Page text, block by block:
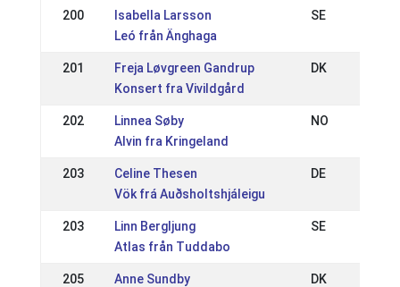
200
Isabella Larsson
Leó från Änghaga
SE
201
Freja Løvgreen Gandrup
Konsert fra Vivildgård
DK
202
Linnea Søby
Alvin fra Kringeland
NO
203
Celine Thesen
Vök frá Auðsholtshjáleigu
DE
203
Linn Bergljung
Atlas från Tuddabo
SE
205
Anne Sundby
DK